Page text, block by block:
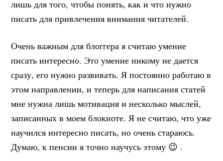
лишь для того, чтобы понять, как и что нужно
писать для привлечения внимания читателей.
Очень важным для блоггера я считаю умение
писать интересно. Это умение никому не дается
сразу, его нужно развивать. Я постоянно работаю в
этом направлении, и теперь для написания статей
мне нужна лишь мотивация и несколько мыслей,
записанных в моем блокноте. Я не считаю, что уже
научился интересно писать, но очень стараюсь.
Думаю, к пенсии я точно научусь этому 😉 .